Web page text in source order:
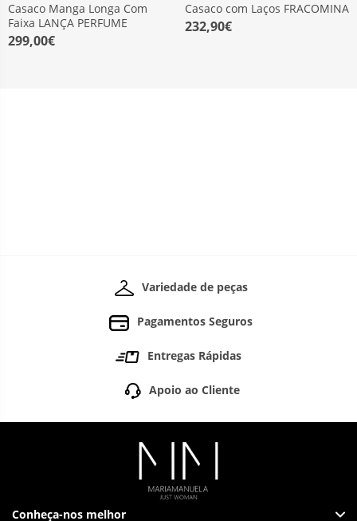
Casaco Manga Longa Com
Faixa LANÇA PERFUME
299,00€
Casaco com Laços FRACOMINA
232,90€
Variedade de peças
Pagamentos Seguros
Entregas Rápidas
Apoio ao Cliente
Conheça-nos melhor